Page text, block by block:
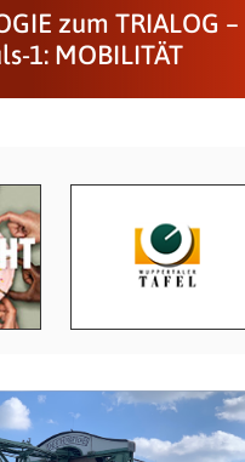
zum TRIALOG –
1: MOBILITÄT